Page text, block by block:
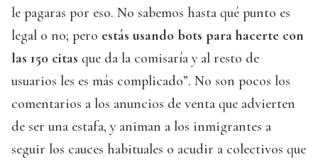
le pagaras por eso. No sabemos hasta qué punto es
legal o no; pero estás usando bots para hacerte con
las 150 citas que da la comisaría y al resto de
usuarios les es más complicado”. No son pocos los
comentarios a los anuncios de venta que advierten
de ser una estafa, y animan a los inmigrantes a
seguir los cauces habituales o acudir a colectivos que